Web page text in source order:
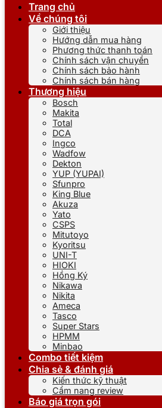
Trang chủ
Về chúng tôi
Giới thiệu
Hướng dẫn mua hàng
Phương thức thanh toán
Chính sách vận chuyển
Chính sách bảo hành
Chính sách bán hàng
Thương hiệu
Bosch
Makita
Total
DCA
Ingco
Wadfow
Dekton
YUP (YUPAI)
Sfunpro
King Blue
Akuza
Yato
CSPS
Mitutoyo
Kyoritsu
UNI-T
HIOKI
Hồng Ký
Nikawa
Nikita
Ameca
Tasco
Super Stars
HPMM
Minbao
Combo tiết kiệm
Chia sẻ & đánh giá
Kiến thức kỹ thuật
Cẩm nang review
Báo giá trọn gói